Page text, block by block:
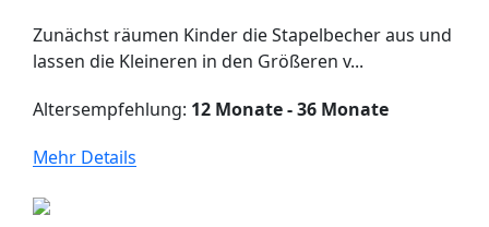
Zunächst räumen Kinder die Stapelbecher aus und
lassen die Kleineren in den Größeren v...
Altersempfehlung: 12 Monate - 36 Monate
Mehr Details